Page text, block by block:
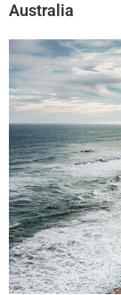
Australia